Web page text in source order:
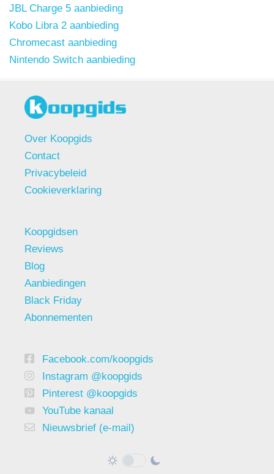
JBL Charge 5 aanbieding
Kobo Libra 2 aanbieding
Chromecast aanbieding
Nintendo Switch aanbieding
Over Koopgids
Contact
Privacybeleid
Cookieverklaring
Koopgidsen
Reviews
Blog
Aanbiedingen
Black Friday
Abonnementen
Facebook.com/koopgids
Instagram @koopgids
Pinterest @koopgids
YouTube kanaal
Nieuwsbrief (e-mail)